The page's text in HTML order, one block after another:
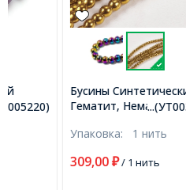
...(УТ0030788)
Бусины Синтетический
Гематит, Немагнитный, На
Золото, Диаметр: 8мм,
50шт/40см/нить,
Упаковка:1 нить
/ 1 нить